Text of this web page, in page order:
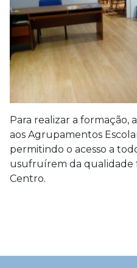
Para realizar a formação,
aos Agrupamentos
permitindo o acesso a
usufruírem da qualidade
Centro.